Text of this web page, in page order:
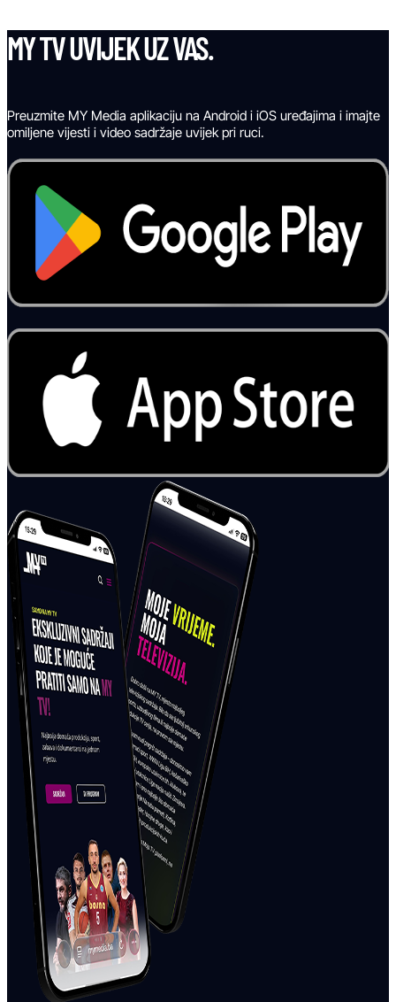
MY TV UVIJEK UZ VAS.
Preuzmite MY Media aplikaciju na Android i iOS uređajima i imajte
omiljene vijesti i video sadržaje uvijek pri ruci.